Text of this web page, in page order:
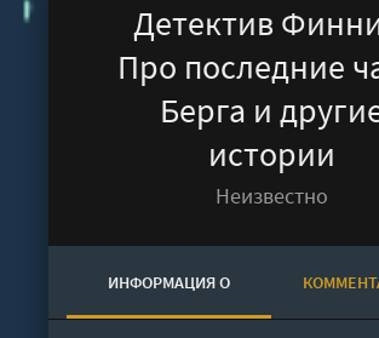
Детектив
Про последние
Берга и
истории
Неизвестно
ИНФОРМАЦИЯ О